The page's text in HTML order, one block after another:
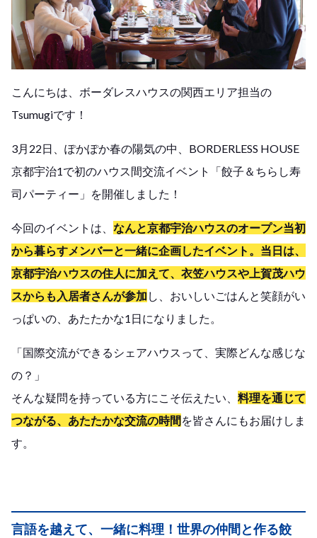
こんにちは、ボーダレスハウスの関西エリア担当の
Tsumugiです！
3月22日、ぽかぽか春の陽気の中、BORDERLESS HOUSE
京都宇治1で初のハウス間交流イベント「餃子＆ちらし寿
司パーティー」を開催しました！
今回のイベントは、 なんと京都宇治ハウスのオープン当初
から暮らすメンバーと一緒に企画したイベント。当日は、
京都宇治ハウスの住人に加えて、衣笠ハウスや上賀茂ハウ
スからも入居者さんが参加 し、おいしいごはんと笑顔がい
っぱいの、あたたかな1日になりました。
「国際交流ができるシェアハウスって、実際どんな感じな
の？」
そんな疑問を持っている方にこそ伝えたい、 料理を通じて
つながる、あたたかな交流の時間 を皆さんにもお届けしま
す。
言語を越えて、一緒に料理！世界の仲間と作る餃